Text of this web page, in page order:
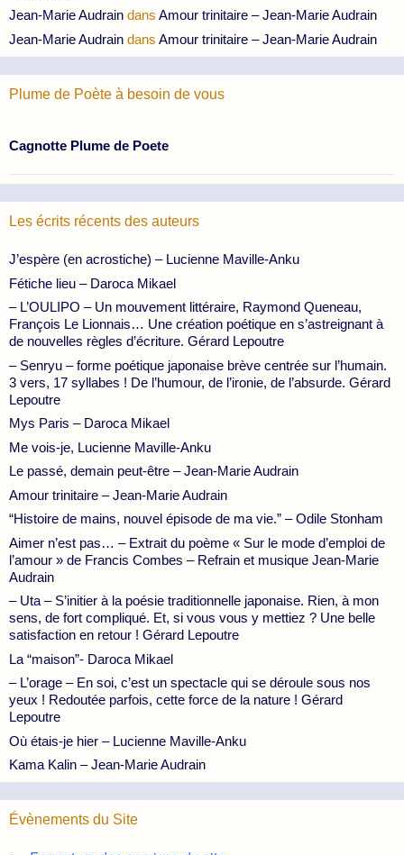
Jean-Marie Audrain dans Amour trinitaire – Jean-Marie Audrain
Jean-Marie Audrain dans Amour trinitaire – Jean-Marie Audrain
Plume de Poète à besoin de vous
Cagnotte Plume de Poete
Les écrits récents des auteurs
J’espère (en acrostiche) – Lucienne Maville-Anku
Fétiche lieu – Daroca Mikael
– L’OULIPO – Un mouvement littéraire, Raymond Queneau,
François Le Lionnais… Une création poétique en s’astreignant à
de nouvelles règles d’écriture. Gérard Lepoutre
– Senryu – forme poétique japonaise brève centrée sur l’humain.
3 vers, 17 syllabes ! De l’humour, de l’ironie, de l’absurde. Gérard
Lepoutre
Mys Paris – Daroca Mikael
Me vois-je, Lucienne Maville-Anku
Le passé, demain peut-être – Jean-Marie Audrain
Amour trinitaire – Jean-Marie Audrain
“Histoire de mains, nouvel épisode de ma vie.” – Odile Stonham
Aimer n’est pas… – Extrait du poème « Sur le mode d’emploi de
l’amour » de Francis Combes – Refrain et musique Jean-Marie
Audrain
– Uta – S’initier à la poésie traditionnelle japonaise. Rien, à mon
sens, de fort compliqué. Et, si vous vous y mettiez ? Une belle
satisfaction en retour ! Gérard Lepoutre
La “maison”- Daroca Mikael
– L’orage – En soi, c’est un spectacle qui se déroule sous nos
yeux ! Redoutée parfois, cette force de la nature ! Gérard
Lepoutre
Où étais-je hier – Lucienne Maville-Anku
Kama Kalin – Jean-Marie Audrain
Évènements du Site